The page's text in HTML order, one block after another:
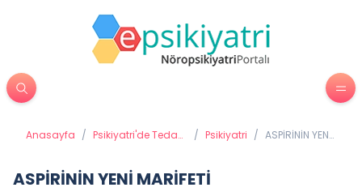
Anasayfa / Psikiyatri'de Tedavi
/ Psikiyatri / ASPİRİNİN YENİ
ASPİRİNİN YENİ MARİFETİ